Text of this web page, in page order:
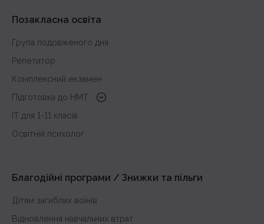
Позакласна освіта
Група подовженого дня
Репетитор
Комплексний екзамен
Підготовка до HMT
з української мови
з історії України
IT для 1-11 класів
Освітній психолог
Благодійні програми / Знижки та пільги
Дітям загиблих воїнів
Відновлення навчальних втрат